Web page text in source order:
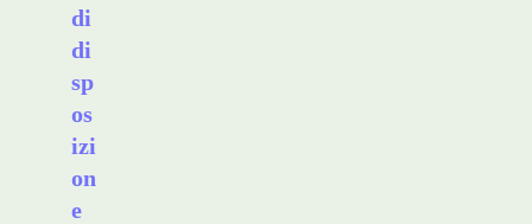
di
di
sp
os
izi
on
e